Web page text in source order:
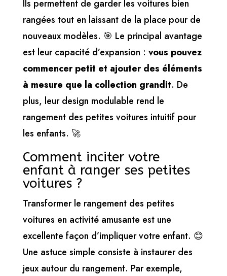
Ils permettent de garder les voitures bien
rangées tout en laissant de la place pour de
nouveaux modèles. 🎯 Le principal avantage
est leur capacité d’expansion : vous pouvez
commencer petit et ajouter des éléments
à mesure que la collection grandit. De
plus, leur design modulable rend le
rangement des petites voitures intuitif pour
les enfants. 🚀
Comment inciter votre
enfant à ranger ses petites
voitures ?
Transformer le rangement des petites
voitures en activité amusante est une
excellente façon d’impliquer votre enfant. 😊
Une astuce simple consiste à instaurer des
jeux autour du rangement. Par exemple,